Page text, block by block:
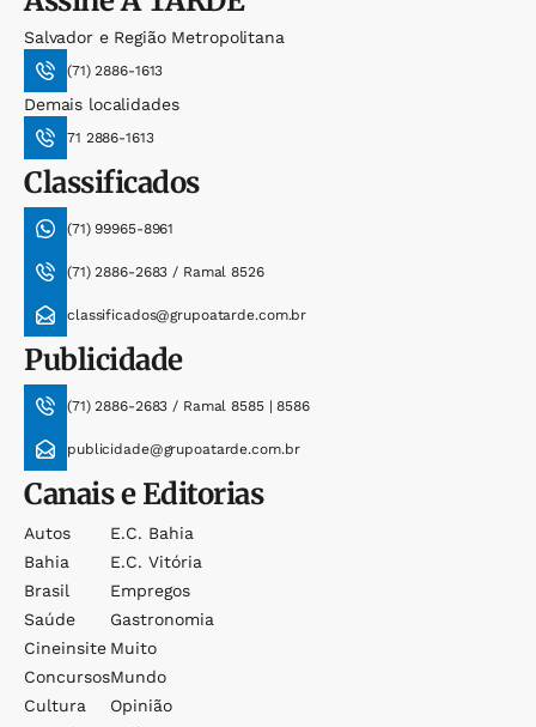
Salvador e Região Metropolitana
(71) 2886-1613
Demais localidades
71 2886-1613
Classificados
(71) 99965-8961
(71) 2886-2683 / Ramal 8526
classificados@grupoatarde.com.br
Publicidade
(71) 2886-2683 / Ramal 8585 | 8586
publicidade@grupoatarde.com.br
Canais e Editorias
Autos
Bahia
Brasil
Saúde
Cineinsite
Concursos
Cultura
E.c. Bahia
E.c. Vitória
Empregos
Gastronomia
Muito
Mundo
Opinião